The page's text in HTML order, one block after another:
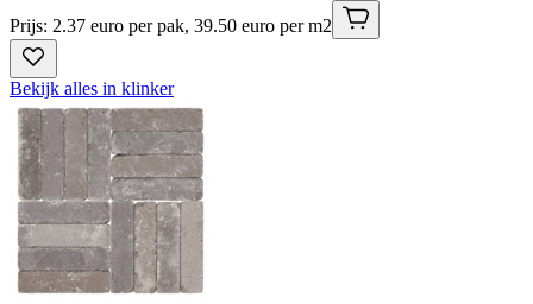
Prijs: 2.37 euro per pak, 39.50 euro per m2
Bekijk alles in klinker